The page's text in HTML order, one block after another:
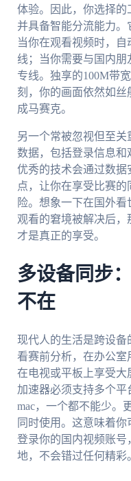
体验。因此，你选择的
并具备智能分流能力
当你在观看视频时，
线；当你需要与国内
专线。独享的100M带
刻，你的画面依然如
成马赛克。
另一个常被忽视但至
数据，包括登录信息和
优秀的技术会通过数
点，让你在享受比赛
险。想象一下在国外
观看的窘境被解决后，
才是真正的享受。
多设备同步
不在
现代人的生活是跨设
看赛前分析，在办公
在电视或平板上享受大
加速器必须支持多个平
mac，一个都不能少。
同时使用。这意味着
登录你的国内视频账
地，不会错过任何精彩